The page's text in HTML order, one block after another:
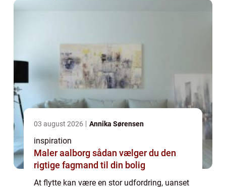
03 august 2026 Annika Sørensen
inspiration
Maler aalborg sådan vælger du den
rigtige fagmand til din bolig
At flytte kan være en stor udfordring, uanset